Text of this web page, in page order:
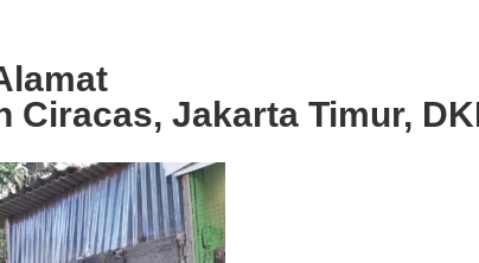
Ciracas, Jakarta Timur,